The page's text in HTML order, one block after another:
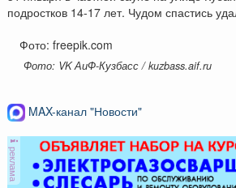
подростков 14-17 лет. Чудом спастись
Фото: freepik.com
Фото: VK АиФ-Кузбасс / kuzbass.aif.ru
MAX-канал "Новости"
реклама